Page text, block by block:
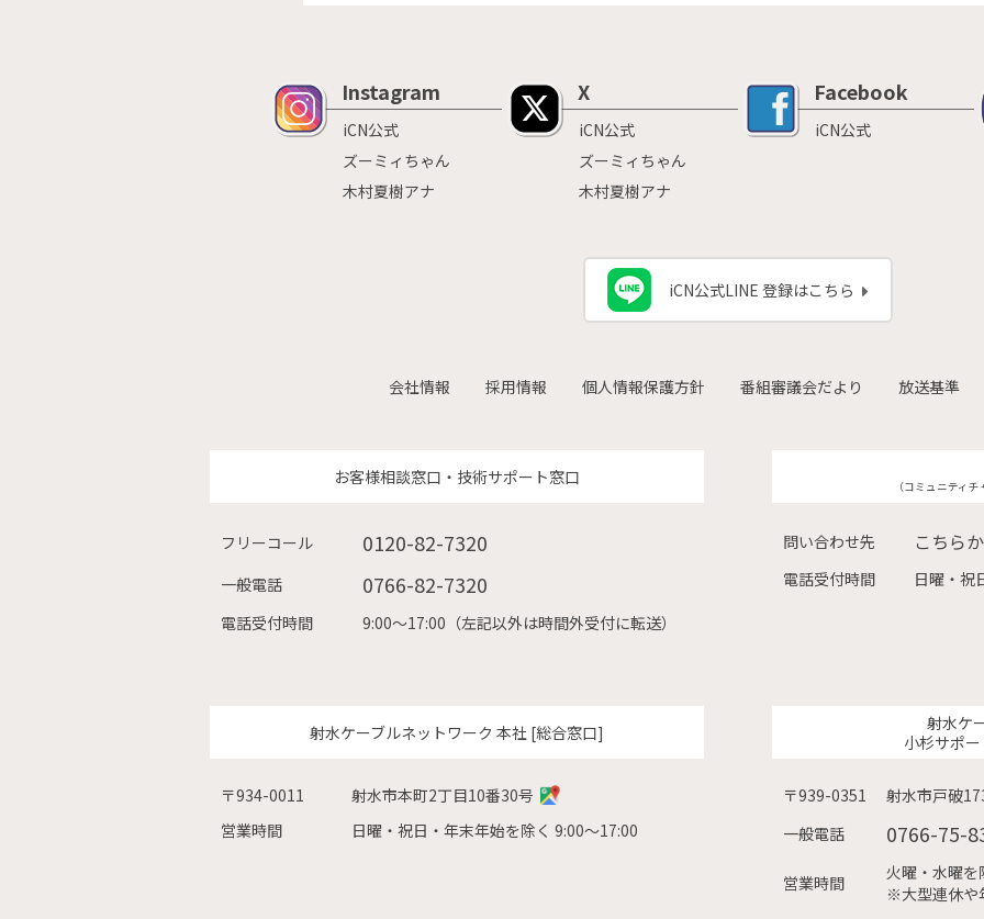
Instagram
iCN公式
ズーミィちゃん
木村夏樹アナ
X
iCN公式
ズーミィちゃん
木村夏樹アナ
Facebook
iCN公式
iCN公式LINE 登録はこちら
会社情報 採用情報 個人情報保護方針 番組審議会だより 放送基準
お客様相談窓口・技術サポート窓口
フリーコール 0120-82-7320
一般電話 0766-82-7320
電話受付時間 9:00〜17:00（左記以外は時間外受付に転送）
（コミュニティ
問い合わせ先 こちら
電話受付時間 日曜・祝
射水ケーブルネットワーク 本社 [総合窓口]
〒934-0011
射水市本町2丁目10番30号
営業時間
日曜・祝日・年末年始を除く 9:00〜17:00
射水ケ
小杉サポ
〒939-0351
射水市戸破
一般電話
0766-75-
営業時間
火曜・水曜
※大型連休や